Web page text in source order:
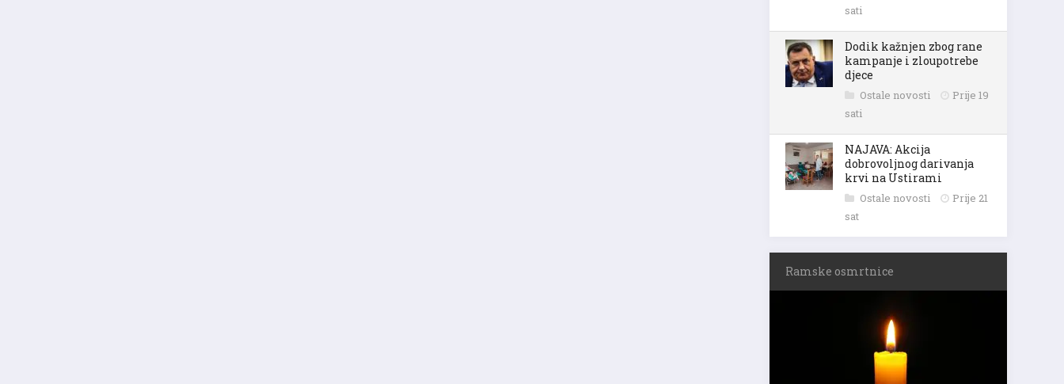
sati
Dodik kažnjen zbog rane
kampanje i zloupotrebe
djece
Ostale novosti
Prije 19
sati
NAJAVA: Akcija
dobrovoljnog darivanja
krvi na Ustirami
Ostale novosti
Prije 21
sat
Ramske osmrtnice